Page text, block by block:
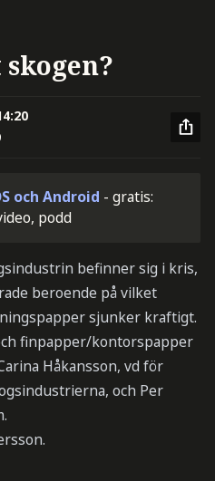
och Android - gratis:
podd
befinner sig i kris,
beroende på vilket
sjunker kraftigt.
finpapper/kontorspapper
Håkansson, vd för
och Per